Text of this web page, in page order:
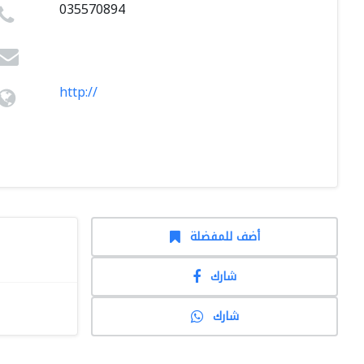
035570894
http://
أضف للمفضلة
شارك
شارك